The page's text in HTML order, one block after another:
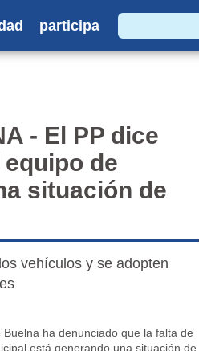
participa
Buscar
- El PP dice
de
situación de
vehículos y se adopten
ha denunciado que la falta de
está generando una situación de